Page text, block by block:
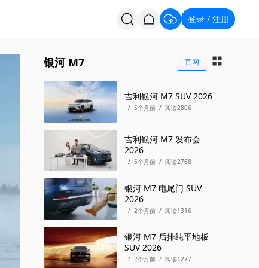
登录 / 注册
银河 M7 官网
吉利银河 M7 SUV 2026
/ 5个月前 / 阅读2806
吉利银河 M7 发布会
2026
/ 5个月前 / 阅读2768
银河 M7 电尾门 SUV
2026
/ 2个月前 / 阅读1316
银河 M7 后排纯平地板
SUV 2026
/ 2个月前 / 阅读1277